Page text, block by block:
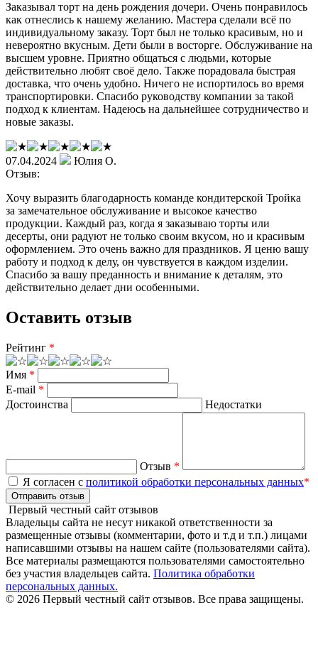
Заказывал торт на день рождения дочери. Очень понравилось
как отнеслись к нашему желанию. Мастера сделали всё по
индивидуальному заказу. Торт был не только красивым, но и
невероятно вкусным. Дети были в восторге. Обслуживание на
высшем уровне. Приятно общаться с людьми, которые
действительно любят своё дело. Также порадовала быстрая
доставка, что очень удобно. Ничего не испортилось во время
транспортировки. Спасибо руководству компании за такой
подход к клиентам. Надеюсь на дальнейшее сотрудничество и
новые заказы.
07.04.2024
Юлия О.
Отзыв:
Хочу выразить благодарность команде кондитерской Тройка
за замечательное обслуживание и высокое качество
продукции. Каждый раз, когда я заказываю торты или
десерты, они радуют не только своим вкусом, но и красивым
оформлением. Это очень важно для праздников. Я ценю вашу
работу и подход к делу, он чувствуется в каждом изделии.
Спасибо за вашу преданность и внимание к деталям, это
действительно делает дни особенными.
Оставить отзыв
Рейтинг *
Имя *
E-mail *
Достоинства
Недостатки
Отзыв *
Я согласен с политикой обработки персональных данных*
Отправить отзыв
Первый честный сайт отзывов
Владельцы сайта не несут никакой ответственности за
размещенные отзывы (комментарии, фото и т.д и т.п.) лицами
написавшими отзывы на нашем сайте (пользователями сайта).
Все материалы размещаются пользователями самостоятельно
без участия владельцев сайта. Политика обработки
персональных данных.
© 2026 Первый честный сайт отзывов. Все права защищены.